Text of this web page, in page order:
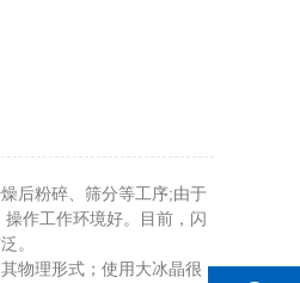
后粉碎、筛分等工序;由于
作工作环境好。目前，闪
。
物理形式；使用大冰晶很